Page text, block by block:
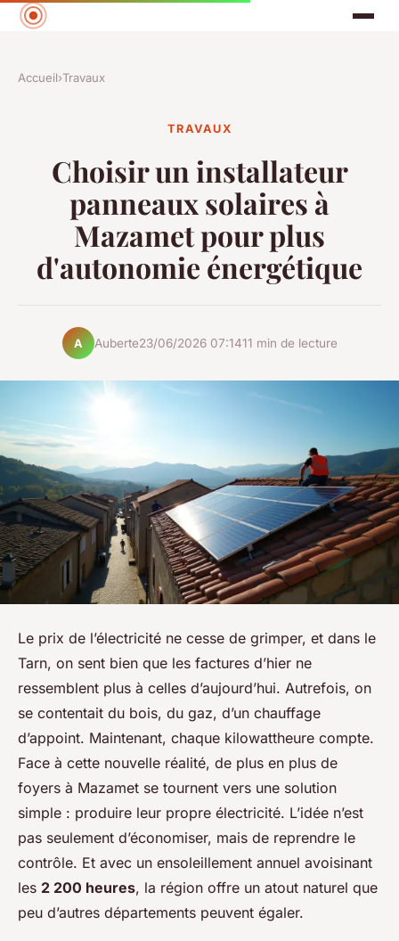
Accueil›Travaux
TRAVAUX
Choisir un installateur
panneaux solaires à
Mazamet pour plus
d'autonomie énergétique
A Auberte23/06/2026 07:1411 min de lecture
Le prix de l’électricité ne cesse de grimper, et dans le
Tarn, on sent bien que les factures d’hier ne
ressemblent plus à celles d’aujourd’hui. Autrefois, on
se contentait du bois, du gaz, d’un chauffage
d’appoint. Maintenant, chaque kilowattheure compte.
Face à cette nouvelle réalité, de plus en plus de
foyers à Mazamet se tournent vers une solution
simple : produire leur propre électricité. L’idée n’est
pas seulement d’économiser, mais de reprendre le
contrôle. Et avec un ensoleillement annuel avoisinant
les 2 200 heures, la région offre un atout naturel que
peu d’autres départements peuvent égaler.